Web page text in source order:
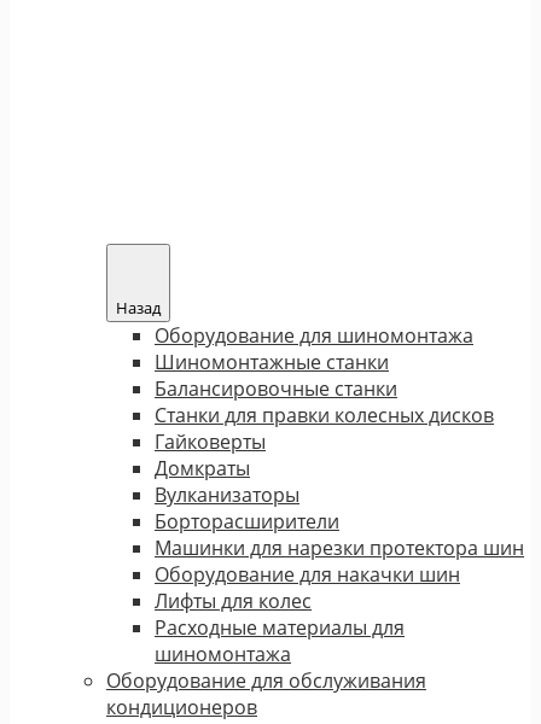
Назад
Оборудование для шиномонтажа
Шиномонтажные станки
Балансировочные станки
Станки для правки колесных дисков
Гайковерты
Домкраты
Вулканизаторы
Борторасширители
Машинки для нарезки протектора шин
Оборудование для накачки шин
Лифты для колес
Расходные материалы для
шиномонтажа
Оборудование для обслуживания
кондиционеров